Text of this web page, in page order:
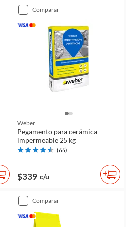
comparar
Weber
Pegamento para cerámica
impermeable 25 kg
(66)
$339 c/u
comparar